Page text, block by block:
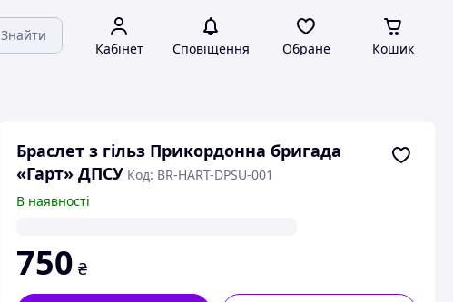
Знайти
Кабінет Сповіщення Обране Кошик
Браслет з гільз Прикордонна бригада
«Гарт» ДПСУ Код: BR-HART-DPSU-001
В наявності
750 ₴